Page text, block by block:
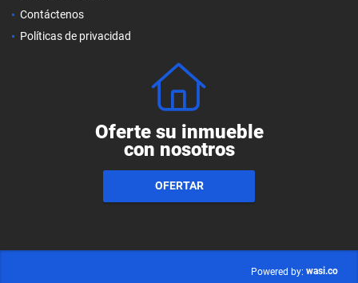
Contáctenos
Políticas de privacidad
Oferte su inmueble
con nosotros
OFERTAR
Powered by: wasi.co